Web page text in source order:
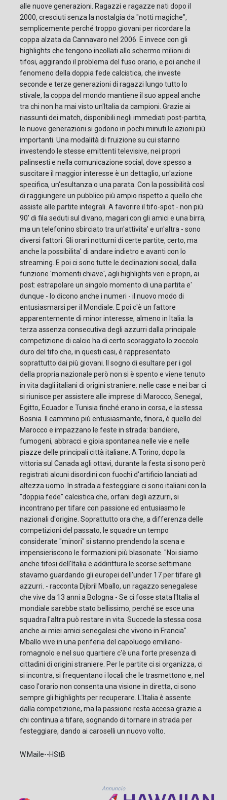
alle nuove generazioni. Ragazzi e ragazze nati dopo il
2000, cresciuti senza la nostalgia da "notti magiche",
semplicemente perché troppo giovani per ricordare la
coppa alzata da Cannavaro nel 2006. E invece con gli
highlights che tengono incollati allo schermo milioni di
tifosi, aggirando il problema del fuso orario, e poi anche il
fenomeno della doppia fede calcistica, che investe
seconde e terze generazioni di ragazzi lungo tutto lo
stivale, la coppa del mondo mantiene il suo appeal anche
tra chi non ha mai visto un'Italia da campioni. Grazie ai
riassunti dei match, disponibili negli immediati post-partita,
le nuove generazioni si godono in pochi minuti le azioni più
importanti. Una modalità di fruizione su cui stanno
investendo le stesse emittenti televisive, nei propri
palinsesti e nella comunicazione social, dove spesso a
suscitare il maggior interesse è un dettaglio, un'azione
specifica, un'esultanza o una parata. Con la possibilità così
di raggiungere un pubblico più ampio rispetto a quello che
assiste alle partite integrali. A favorire il tifo-spot - non più
90' di fila seduti sul divano, magari con gli amici e una birra,
ma un telefonino sbirciato tra un'attivita' e un'altra - sono
diversi fattori. Gli orari notturni di certe partite, certo, ma
anche la possibilita' di andare indietro e avanti con lo
streaming. E poi ci sono tutte le declinazioni social, dalla
funzione 'momenti chiave', agli highlights veri e propri, ai
post: estrapolare un singolo momento di una partita e'
dunque - lo dicono anche i numeri - il nuovo modo di
entusiasmarsi per il Mondiale. E poi c'è un fattore
apparentemente di minor interesse, almeno in Italia: la
terza assenza consecutiva degli azzurri dalla principale
competizione di calcio ha di certo scoraggiato lo zoccolo
duro del tifo che, in questi casi, è rappresentato
soprattutto dai più giovani. Il sogno di esultare per i gol
della propria nazionale però non si è spento e viene tenuto
in vita dagli italiani di origini straniere: nelle case e nei bar ci
si riunisce per assistere alle imprese di Marocco, Senegal,
Egitto, Ecuador e Tunisia finché erano in corsa, e la stessa
Bosnia. Il cammino più entusiasmante, finora, è quello del
Marocco e impazzano le feste in strada: bandiere,
fumogeni, abbracci e gioia spontanea nelle vie e nelle
piazze delle principali città italiane. A Torino, dopo la
vittoria sul Canada agli ottavi, durante la festa si sono però
registrati alcuni disordini con fuochi d'artificio lanciati ad
altezza uomo. In strada a festeggiare ci sono italiani con la
"doppia fede" calcistica che, orfani degli azzurri, si
incontrano per tifare con passione ed entusiasmo le
nazionali d'origine. Soprattutto ora che, a differenza delle
competizioni del passato, le squadre un tempo
considerate "minori" si stanno prendendo la scena e
impensieriscono le formazioni più blasonate. "Noi siamo
anche tifosi dell'Italia e addirittura le scorse settimane
stavamo guardando gli europei dell'under 17 per tifare gli
azzurri. - racconta Djibril Mballo, un ragazzo senegalese
che vive da 13 anni a Bologna - Se ci fosse stata l'Italia al
mondiale sarebbe stato bellissimo, perché se esce una
squadra l'altra può restare in vita. Succede la stessa cosa
anche ai miei amici senegalesi che vivono in Francia".
Mballo vive in una periferia del capoluogo emiliano-
romagnolo e nel suo quartiere c'è una forte presenza di
cittadini di origini straniere. Per le partite ci si organizza, ci
si incontra, si frequentano i locali che le trasmettono e, nel
caso l'orario non consenta una visione in diretta, ci sono
sempre gli highlights per recuperare. L'Italia è assente
dalla competizione, ma la passione resta accesa grazie a
chi continua a tifare, sognando di tornare in strada per
festeggiare, dando ai caroselli un nuovo volto.
W.Maile--HStB
Annuncio